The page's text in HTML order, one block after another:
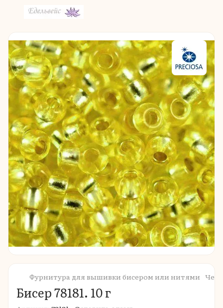
Фурнитура для вышивки бисером или нитями
Бисер 78181. 10 г